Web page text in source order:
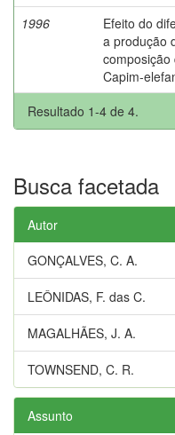
1996
Efeito do
a produção
composição
Capim-
Resultado 1-4 de 4.
Busca facetada
Autor
GONÇALVES, C. A.
LEÔNIDAS, F. das C.
MAGALHÃES, J. A.
TOWNSEND, C. R.
Assunto